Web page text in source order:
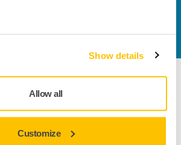
Show details
Allow all
Customize
información?
Sectores y
Aplicaciones
Aplicaciones